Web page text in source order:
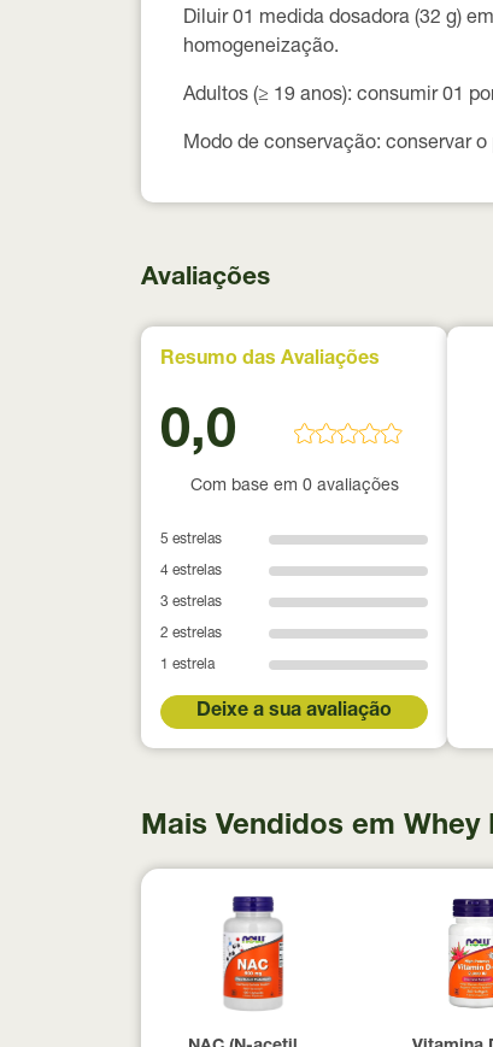
Diluir01 medida dosadora (32 g)
homogeneização.
Adultos (≥ 19 anos): consumir01
Modo de conservação: conservar o
Avaliações
Resumo das Avaliações
0,0
Com base em 0 avaliações
5 estrelas
4 estrelas
3 estrelas
2 estrelas
1 estrela
Deixe a sua avaliação
Mais Vendidos em Whey